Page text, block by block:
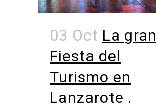
03 Oct La gran
Fiesta del
Turismo en
Lanzarote .